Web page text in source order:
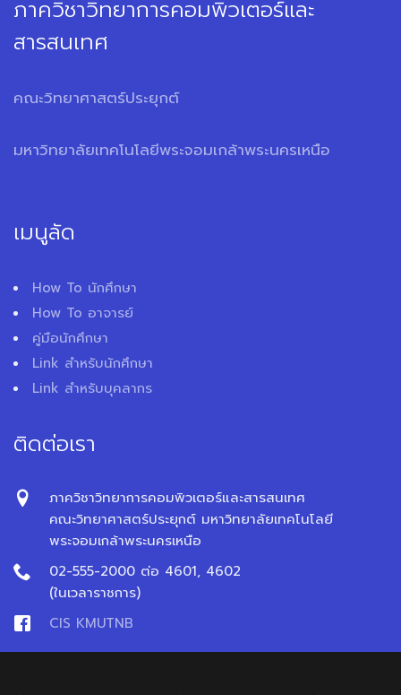
ภาควิชาวิทยาการคอมพิวเตอร์และ
สารสนเทศ
คณะวิทยาศาสตร์ประยุกต์
มหาวิทยาลัยเทคโนโลยีพระจอมเกล้าพระนครเหนือ
เมนูลัด
How To นักศึกษา
How To อาจารย์
คู่มือนักศึกษา
Link สำหรับนักศึกษา
Link สำหรับบุคลากร
ติดต่อเรา
ภาควิชาวิทยาการคอมพิวเตอร์และสารสนเทศ
คณะวิทยาศาสตร์ประยุกต์ มหาวิทยาลัยเทคโนโลยี
พระจอมเกล้าพระนครเหนือ
02-555-2000 ต่อ 4601, 4602
(ในเวลาราชการ)
CIS KMUTNB